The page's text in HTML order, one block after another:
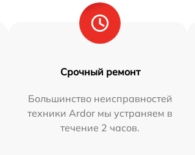
Срочный ремонт
Большинство неисправностей
техники Ardor мы устраняем в
течение 2 часов.